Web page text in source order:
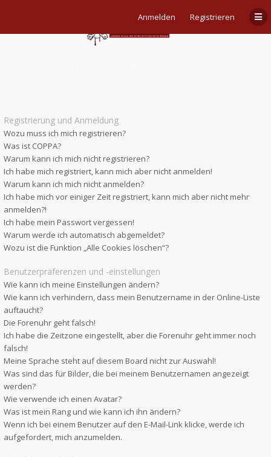
Anmelden Registrieren
Registrierung und Anmeldung
Wozu muss ich mich registrieren?
Was ist COPPA?
Warum kann ich mich nicht registrieren?
Ich habe mich registriert, kann mich aber nicht anmelden!
Warum kann ich mich nicht anmelden?
Ich habe mich vor einiger Zeit registriert, kann mich aber nicht mehr
anmelden?!
Ich habe mein Passwort vergessen!
Warum werde ich automatisch abgemeldet?
Wozu ist die Funktion „Alle Cookies löschen“?
Benutzerpräferenzen und -einstellungen
Wie kann ich meine Einstellungen ändern?
Wie kann ich verhindern, dass mein Benutzername in der Online-Liste
auftaucht?
Die Forenuhr geht falsch!
Ich habe die Zeitzone eingestellt, aber die Forenuhr geht immer noch
falsch!
Meine Sprache steht auf diesem Board nicht zur Auswahl!
Was sind das für Bilder, die bei meinem Benutzernamen angezeigt
werden?
Wie verwende ich einen Avatar?
Was ist mein Rang und wie kann ich ihn ändern?
Wenn ich bei einem Benutzer auf den E-Mail-Link klicke, werde ich
aufgefordert, mich anzumelden.